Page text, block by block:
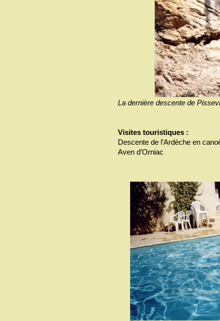
La dernière descente de
Visites touristiques :
Descente de l’Ardèche en
Aven d’Orniac